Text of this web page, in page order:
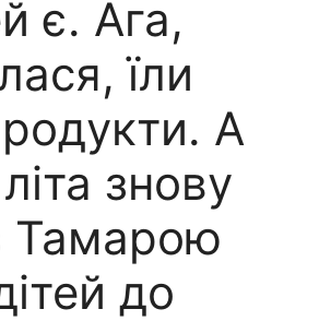
є. Ага,
їли
А
знову
Тамарою
до